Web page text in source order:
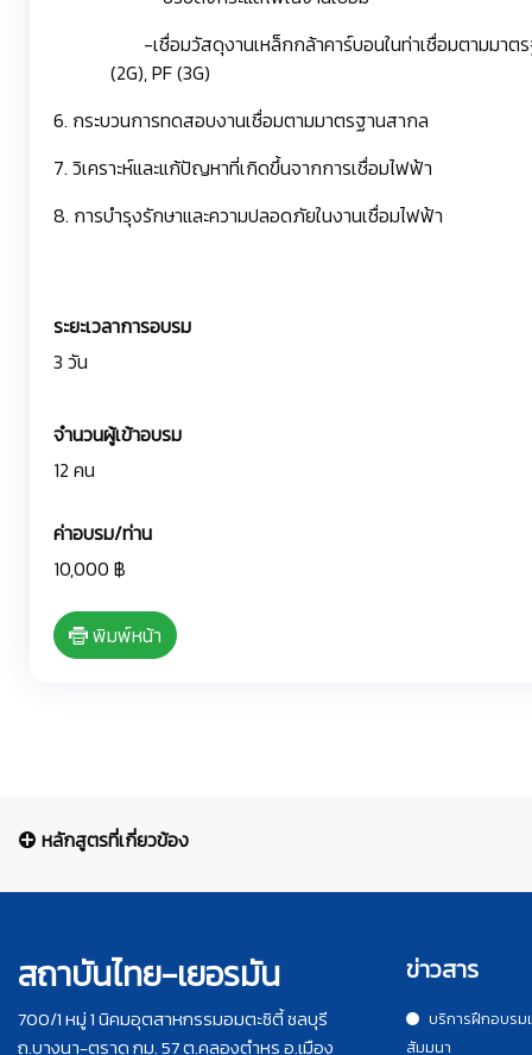
-เชื่อมวัสดุงานเหล็กกล้าคาร์บอนในท่าเชื่อมตามมาต
(2G), PF (3G)
6. กระบวนการทดสอบงานเชื่อมตามมาตรฐานสากล
7. วิเคราะห์และแก้ปัญหาที่เกิดขึ้นจากการเชื่อมไฟฟ้า
8. การบำรุงรักษาและความปลอดภัยในงานเชื่อมไฟฟ้า
ระยะเวลาการอบรม
3 วัน
จำนวนผู้เข้าอบรม
12 คน
ค่าอบรม/ท่าน
10,000 ฿
พิมพ์หน้า
หลักสูตรที่เกี่ยวข้อง
สถาบันไทย-เยอรมัน
700/1 หมู่ 1 นิคมอุตสาหกรรมอมตะซิตี้ ชลบุรี
ถ.บางนา-ตราด กม. 57 ต.คลองตำหรุ อ.เมือง
ข่าวสาร
บริการฝึกอบรม
สัมมนา